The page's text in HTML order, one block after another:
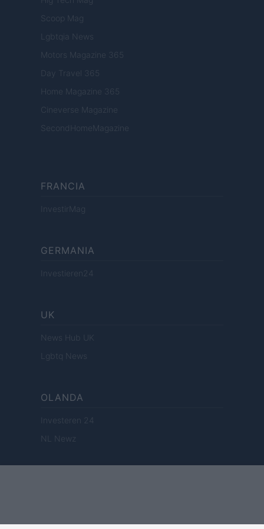
Scoop Mag
Lgbtqia News
Motors Magazine 365
Day Travel 365
Home Magazine 365
Cineverse Magazine
SecondHomeMagazine
FRANCIA
InvestirMag
GERMANIA
Investieren24
UK
News Hub UK
Lgbtq News
OLANDA
Investeren 24
NL Newz